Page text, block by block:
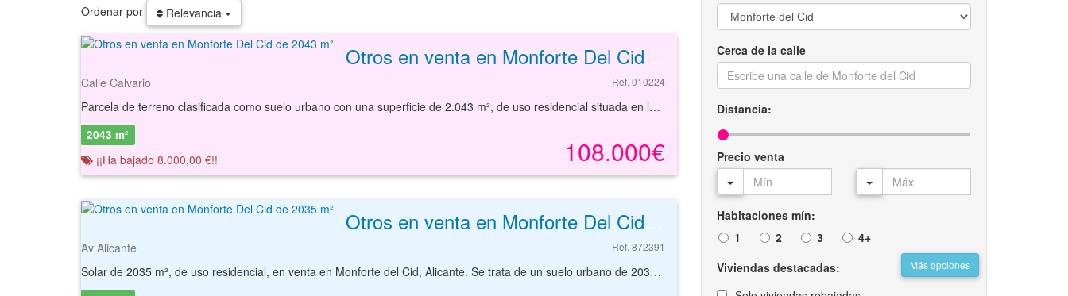
Ordenar por Relevancia
Calle Calvario Ref. 010224
Parcela de terreno clasificada como suelo urbano con una superficie de 2.043 m², de uso residencial situada en la localidad de Monforte del Cid, provincia de Alicante. Monforte del Cid se localiza a 25 km de la capital alicantina, bien comunicada a través de los accesos viarios CV-825, E-903 y la autovía A-31. La zona dispone de variado equipamiento, centro de salud, farmacia, comercios, supermercado y restaurantes. Se trata de una parcela de terreno clasificada como suelo urbano, con una superficie de 2.043 m², de uso residencial y con una edificabilidad de 7.449 m²t. Podrá conocer las posibilidades reales de este solar y valorar sus posibilidades de inversión. Empiece ahora mismo pidiendo más información. Un responsable cercano a usted le atenderá personalmente.
108.000€
2043 m²
¡¡Ha bajado 8.000,00 €!!
Av Alicante Ref. 872391
Solar de 2035 m², de uso residencial, en venta en Monforte del Cid, Alicante. Se trata de un suelo urbano de 2035 m² que admite una edificabilidad aproximada de 4800 m²t. Tiene como uso principal el residencial plurifamiliar, pudiendo construir edificios de hasta 4 plantas, siendo el máximo de 48 viviendas. Cuenta con todas las infraestructuras básicas necesarias (alumbrado, suministro de agua, suministro de electricidad, viales, acerado, etc.). El suelo se sitúa en el núcleo urbano de la población, teniendo buenos accesos por carretera. En la población podemos encontrar servicios como supermercados, restaurantes, instalaciones deportivas, centros educativos, oficinas bancarias, otros negocios comerciales, etc. Es, por tanto, una opción interesante para invertir dada las posibilidades que ofrece. Con nuestros servicios podrá conocer las posibilidades reales de este suelo y valorar sus posibilidades de inversión. Empiece ahora mismo pidiendo más información. Un responsable cercano a usted le atenderá personalmente. . La información contenida en este anuncio respecto de este inmueble no constituye una oferta contractual. Será la persona o personas interesadas en la compra del inmueble quienes presenten su oferta que quedará siempre sujeta a aprobación expresa por parte de la propietaria del inmueble
Cerca de la calle
Distancia:
Precio venta
Habitaciones mín:
1
2 3 4+
Más opciones
Viviendas destacadas: